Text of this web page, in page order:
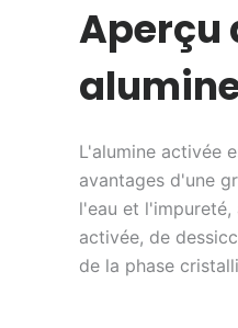
Aperçu
L'alumine activée
avantages d'une
l'eau et
activée, de
de la phase